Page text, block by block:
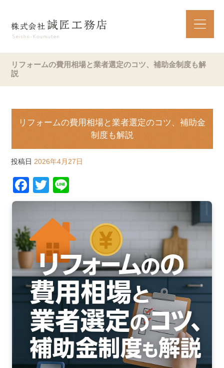
リフォームの費用相場と業者選定のコツ、補助金制度も解
説
リフォームの費用相場と業者選定のコツ、補助金
制度も解説
投稿日 2026年4月27日
F
a
e
b
o
o
k
T
wi
tt
n
e